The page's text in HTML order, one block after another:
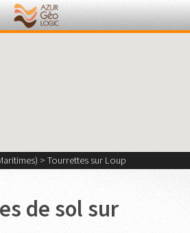
> Tourrettes sur Loup
de sol sur